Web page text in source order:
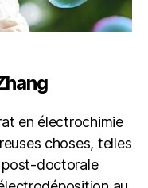
en électrochimie
choses, telles
post-doctorale